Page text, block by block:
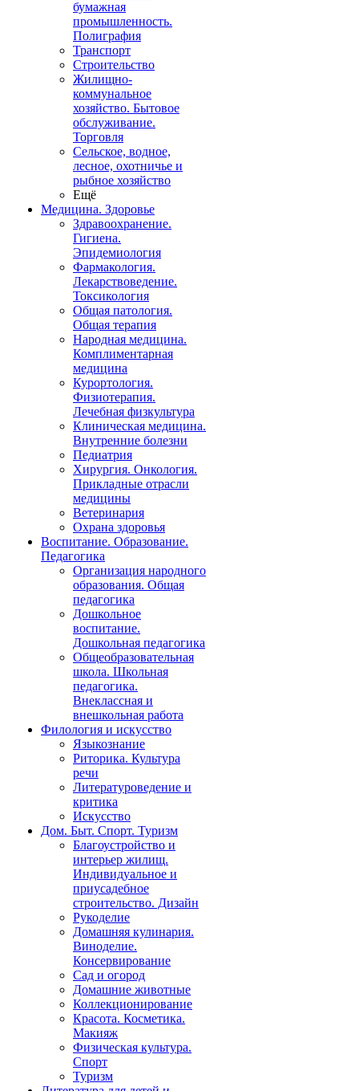
бумажная
промышленность.
Полиграфия
Транспорт
Строительство
Жилищно-
коммунальное
хозяйство. Бытовое
обслуживание.
Торговля
Сельское, водное,
лесное, охотничье и
рыбное хозяйство
Ещё
Медицина. Здоровье
Здравоохранение.
Гигиена.
Эпидемиология
Фармакология.
Лекарствоведение.
Токсикология
Общая патология.
Общая терапия
Народная медицина.
Комплиментарная
медицина
Курортология.
Физиотерапия.
Лечебная физкультура
Клиническая медицина.
Внутренние болезни
Педиатрия
Хирургия. Онкология.
Прикладные отрасли
медицины
Ветеринария
Охрана здоровья
Воспитание. Образование.
Педагогика
Организация народного
образования. Общая
педагогика
Дошкольное
воспитание.
Дошкольная педагогика
Общеобразовательная
школа. Школьная
педагогика.
Внеклассная и
внешкольная работа
Филология и искусство
Языкознание
Риторика. Культура
речи
Литературоведение и
критика
Искусство
Дом. Быт. Спорт. Туризм
Благоустройство и
интерьер жилищ.
Индивидуальное и
приусадебное
строительство. Дизайн
Рукоделие
Домашняя кулинария.
Виноделие.
Консервирование
Сад и огород
Домашние животные
Коллекционирование
Красота. Косметика.
Макияж
Физическая культура.
Спорт
Туризм